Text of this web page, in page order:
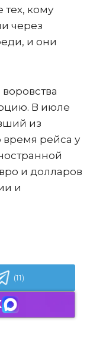
кому
через
и они
В июле
из
время рейса у
и долларов
и
(11)